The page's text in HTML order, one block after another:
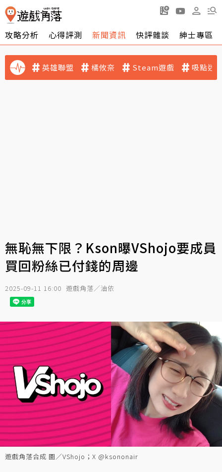
攻略分析 心得評測 新聞資訊 快評雜談 紳士專區
英雄聯盟 橘攸奈 Steam遊戲 吸點迷
無恥無下限？Kson曝VShojo要成員
買回粉絲已付錢的周邊
2025-09-11 16:00 遊戲角落／油依
遊戲角落合成 圖／VShojo；X @ksononair